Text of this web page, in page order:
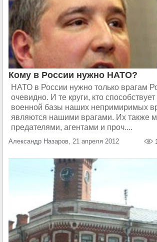
Кому в России нужно НАТО?
НАТО в России нужно только врагам
очевидно. И те круги, кто
военной базы наших непримиримых
являются нашими врагами. Их также
предателями, агентами и проч....
Александр Назаров, 21 апреля 2012